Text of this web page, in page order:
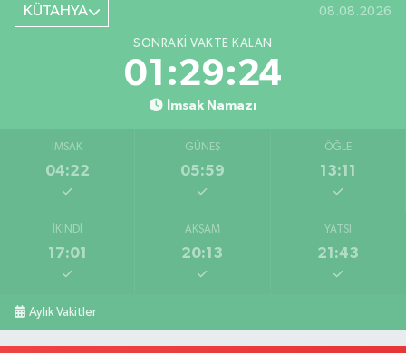
KÜTAHYA 08.08.2026
SONRAKI VAKTE KALAN
01:29:24
İmsak Namazı
İMSAK
04:22
GÜNEŞ
05:59
ÖĞLE
13:11
İKINDI
17:01
AKŞAM
20:13
YATSI
21:43
Aylık Vakitler